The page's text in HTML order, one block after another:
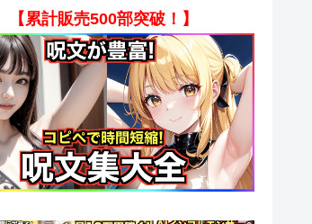
【累計販売500部突破！】